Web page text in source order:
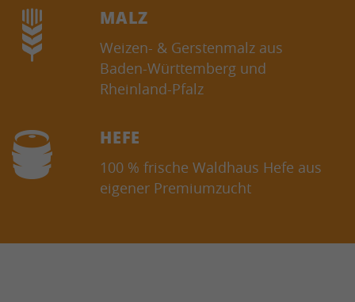
MALZ
Weizen- & Gerstenmalz aus
Baden-Württemberg und
Rheinland-Pfalz
HEFE
100 % frische Waldhaus Hefe aus
eigener Premiumzucht